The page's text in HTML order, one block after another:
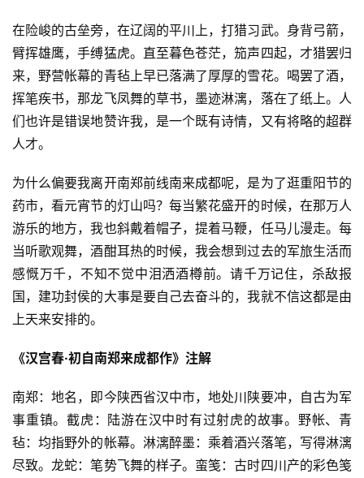
在险峻的古垒旁，在辽阔的平川上，打猎习武。身背弓箭，
臂挥雄鹰，手缚猛虎。直至暮色苍茫，笳声四起，才猎罢归
来，野营帐幕的青毡上早已落满了厚厚的雪花。喝罢了酒，
挥笔疾书，那龙飞凤舞的草书，墨迹淋漓，落在了纸上。人
们也许是错误地赞许我，是一个既有诗情，又有将略的超群
人才。
为什么偏要我离开南郑前线南来成都呢，是为了逛重阳节的
药市，看元宵节的灯山吗？每当繁花盛开的时候，在那万人
游乐的地方，我也斜戴着帽子，提着马鞭，任马儿漫走。每
当听歌观舞，酒酣耳热的时候，我会想到过去的军旅生活而
感慨万千，不知不觉中泪洒酒樽前。请千万记住，杀敌报
国，建功封侯的大事是要自己去奋斗的，我就不信这都是由
上天来安排的。
《汉宫春·初自南郑来成都作》注解
南郑：地名，即今陕西省汉中市，地处川陕要冲，自古为军
事重镇。截虎：陆游在汉中时有过射虎的故事。野帐、青
毡：均指野外的帐幕。淋漓醉墨：乘着酒兴落笔，写得淋漓
尽致。龙蛇：笔势飞舞的样子。蛮笺：古时四川产的彩色笺